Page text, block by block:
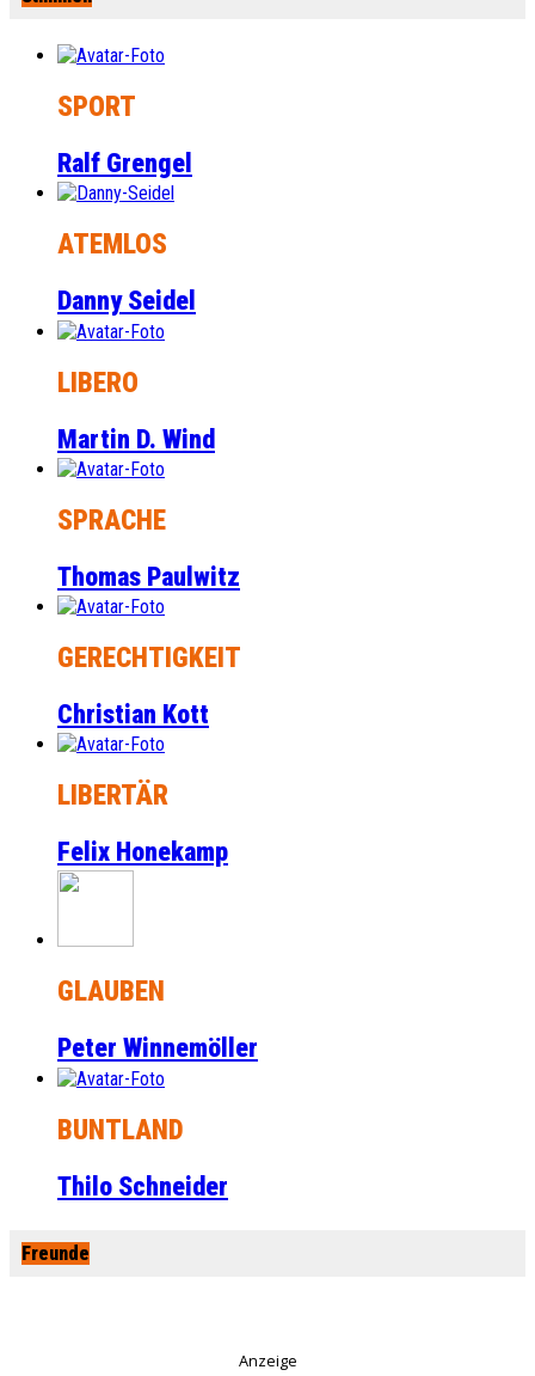
SPORT
Ralf Grengel
ATEMLOS
Danny Seidel
LIBERO
Martin D. Wind
SPRACHE
Thomas Paulwitz
GERECHTIGKEIT
Christian Kott
LIBERTÄR
Felix Honekamp
GLAUBEN
Peter Winnemöller
BUNTLAND
Thilo Schneider
Freunde
Anzeige